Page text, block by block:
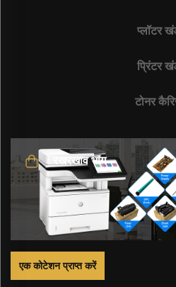
प्लॉटर
प्रिंटर
टोनर
रखरखाव भाग
एक कोटेशन प्राप्त करें